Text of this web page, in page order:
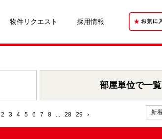
物件リクエスト 採用情報
部屋単位で一覧
2 3 4 5 6 7 8 28 29 ›